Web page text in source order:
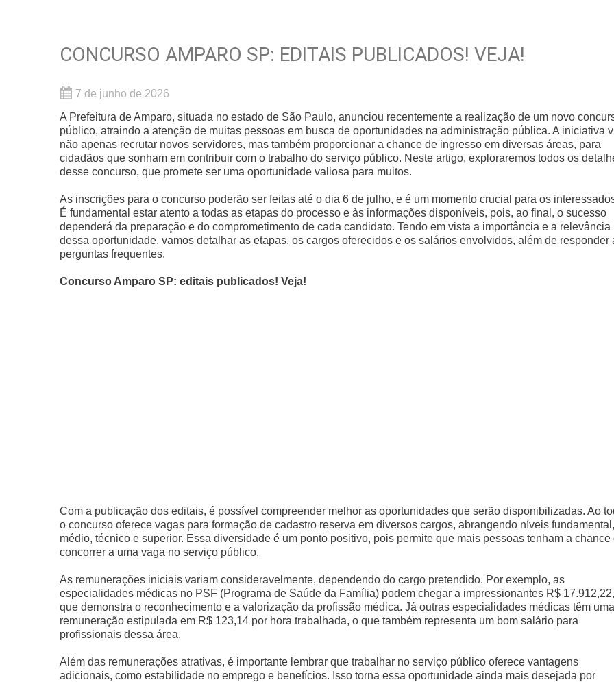
CONCURSO AMPARO SP: EDITAIS PUBLICADOS! VEJA!
7 de junho de 2026
A Prefeitura de Amparo, situada no estado de São Paulo, anunciou recentemente a realização de um novo
público, atraindo a atenção de muitas pessoas em busca de oportunidades na administração pública. A iniciativa
não apenas recrutar novos servidores, mas também proporcionar a chance de ingresso em diversas áreas, para
cidadãos que sonham em contribuir com o trabalho do serviço público. Neste artigo, exploraremos todos os
desse concurso, que promete ser uma oportunidade valiosa para muitos.
As inscrições para o concurso poderão ser feitas até o dia 6 de julho, e é um momento crucial para os
É fundamental estar atento a todas as etapas do processo e às informações disponíveis, pois, ao final, o sucesso
dependerá da preparação e do comprometimento de cada candidato. Tendo em vista a importância e a relevância
dessa oportunidade, vamos detalhar as etapas, os cargos oferecidos e os salários envolvidos, além de responder
perguntas frequentes.
Concurso Amparo SP: editais publicados! Veja!
Com a publicação dos editais, é possível compreender melhor as oportunidades que serão disponibilizadas. Ao
o concurso oferece vagas para formação de cadastro reserva em diversos cargos, abrangendo níveis fundamental,
médio, técnico e superior. Essa diversidade é um ponto positivo, pois permite que mais pessoas tenham a chance
concorrer a uma vaga no serviço público.
As remunerações iniciais variam consideravelmente, dependendo do cargo pretendido. Por exemplo, as
especialidades médicas no PSF (Programa de Saúde da Família) podem chegar a impressionantes R$
que demonstra o reconhecimento e a valorização da profissão médica. Já outras especialidades médicas têm uma
remuneração estipulada em R$ 123,14 por hora trabalhada, o que também representa um bom salário para
profissionais dessa área.
Além das remunerações atrativas, é importante lembrar que trabalhar no serviço público oferece vantagens
adicionais, como estabilidade no emprego e benefícios. Isso torna essa oportunidade ainda mais desejada por